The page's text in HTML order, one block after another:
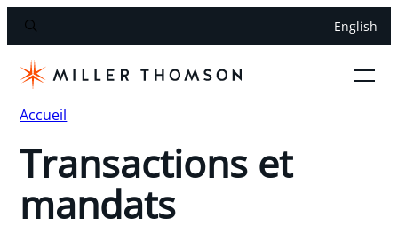
English
Accueil
Transactions et
mandats